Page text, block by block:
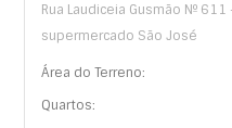
Rua Laudiceia Gusmão Nº
supermercado São José
Área do Terreno:
Quartos: